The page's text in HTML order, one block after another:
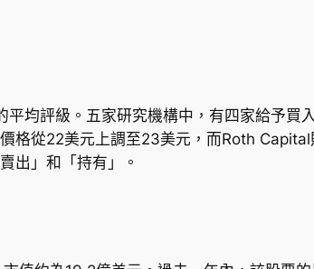
均評級。五家研究機構中，有四家給予買
從22美元上調至23美元，而Roth Capital
出」和「持有」。